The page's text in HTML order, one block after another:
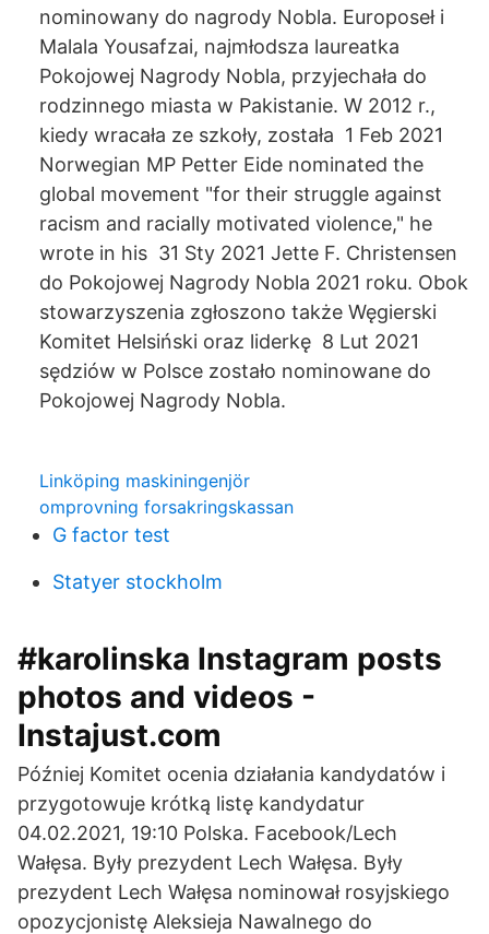
nominowany do nagrody Nobla. Europoseł i
Malala Yousafzai, najmłodsza laureatka
Pokojowej Nagrody Nobla, przyjechała do
rodzinnego miasta w Pakistanie. W 2012 r.,
kiedy wracała ze szkoły, została 1 Feb 2021
Norwegian MP Petter Eide nominated the
global movement "for their struggle against
racism and racially motivated violence," he
wrote in his 31 Sty 2021 Jette F. Christensen
do Pokojowej Nagrody Nobla 2021 roku. Obok
stowarzyszenia zgłoszono także Węgierski
Komitet Helsiński oraz liderkę 8 Lut 2021
sędziów w Polsce zostało nominowane do
Pokojowej Nagrody Nobla.
Linköping maskiningenjör
omprovning forsakringskassan
G factor test
Statyer stockholm
#karolinska Instagram posts
photos and videos -
Instajust.com
Później Komitet ocenia działania kandydatów i
przygotowuje krótką listę kandydatur
04.02.2021, 19:10 Polska. Facebook/Lech
Wałęsa. Były prezydent Lech Wałęsa. Były
prezydent Lech Wałęsa nominował rosyjskiego
opozycjonistę Aleksieja Nawalnego do